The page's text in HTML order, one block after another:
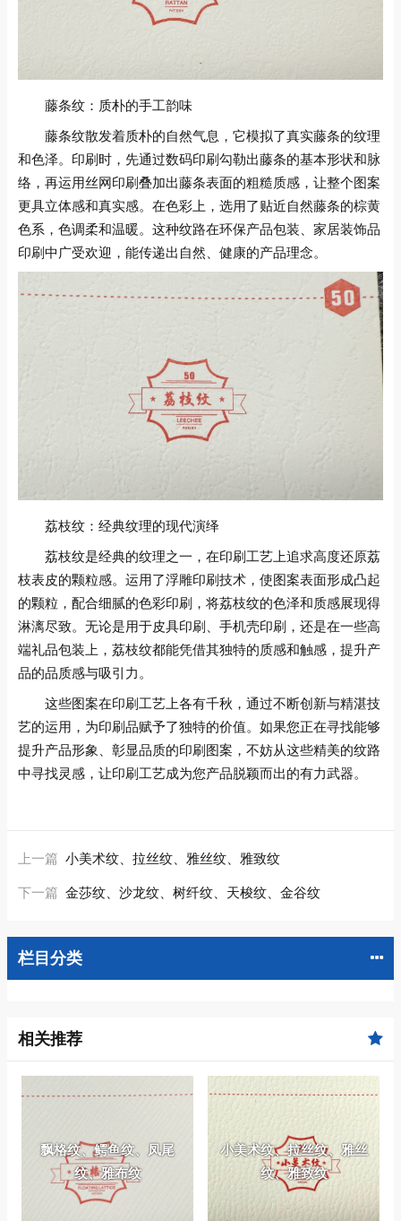
藤条纹：质朴的手工韵味
藤条纹散发着质朴的自然气息，它模拟了真实藤条的纹理
和色泽。印刷时，先通过数码印刷勾勒出藤条的基本形状和脉
络，再运用丝网印刷叠加出藤条表面的粗糙质感，让整个图案
更具立体感和真实感。在色彩上，选用了贴近自然藤条的棕黄
色系，色调柔和温暖。这种纹路在环保产品包装、家居装饰品
印刷中广受欢迎，能传递出自然、健康的产品理念。
荔枝纹：经典纹理的现代演绎
荔枝纹是经典的纹理之一，在印刷工艺上追求高度还原荔
枝表皮的颗粒感。运用了浮雕印刷技术，使图案表面形成凸起
的颗粒，配合细腻的色彩印刷，将荔枝纹的色泽和质感展现得
淋漓尽致。无论是用于皮具印刷、手机壳印刷，还是在一些高
端礼品包装上，荔枝纹都能凭借其独特的质感和触感，提升产
品的品质感与吸引力。
这些图案在印刷工艺上各有千秋，通过不断创新与精湛技
艺的运用，为印刷品赋予了独特的价值。如果您正在寻找能够
提升产品形象、彰显品质的印刷图案，不妨从这些精美的纹路
中寻找灵感，让印刷工艺成为您产品脱颖而出的有力武器。
上一篇 小美术纹、拉丝纹、雅丝纹、雅致纹
下一篇 金莎纹、沙龙纹、树纤纹、天梭纹、金谷纹
栏目分类
相关推荐
飘格纹、鳄鱼纹、凤尾
纹、雅布纹
小美术纹、拉丝纹、雅丝
纹、雅致纹